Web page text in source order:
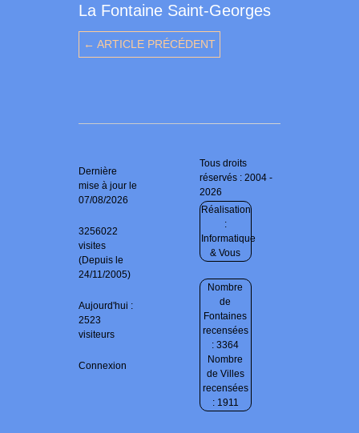
La Fontaine Saint-Georges
← ARTICLE PRÉCÉDENT
Dernière
mise à jour le
07/08/2026
3256022
visites
(Depuis le
24/11/2005)
Aujourd'hui :
2523
visiteurs
Connexion
Tous droits
réservés : 2004 -
2026
Réalisation
:
Informatique
& Vous
Nombre
de
Fontaines
recensées
: 3364
Nombre
de Villes
recensées
: 1911